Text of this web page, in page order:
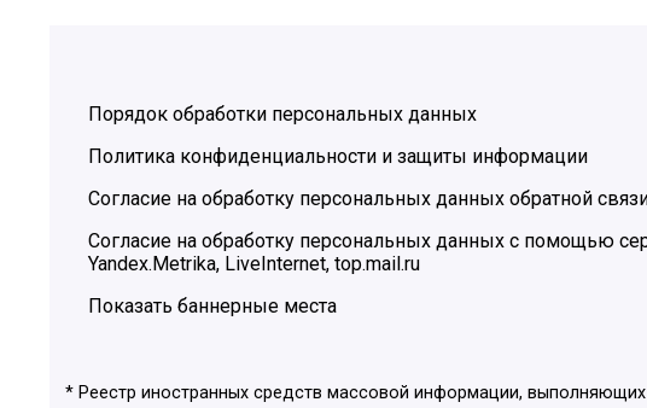
Порядок обработки персональных данных
Политика конфиденциальности и защиты информации
Согласие на обработку персональных данных обратной
Согласие на обработку персональных данных с помощью
Yandex.Metrika, LiveInternet, top.mail.ru
Показать баннерные места
* Реестр иностранных средств массовой информации, выполняющих